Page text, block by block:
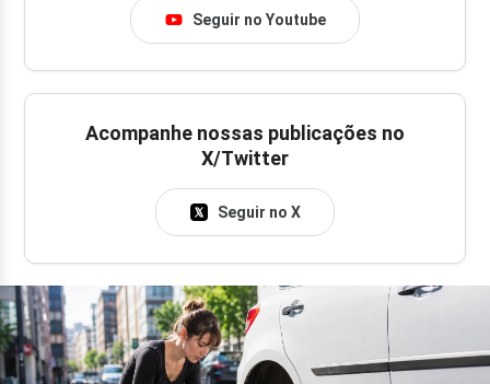
Seguir no Youtube
Acompanhe nossas publicações no
X/Twitter
Seguir no X